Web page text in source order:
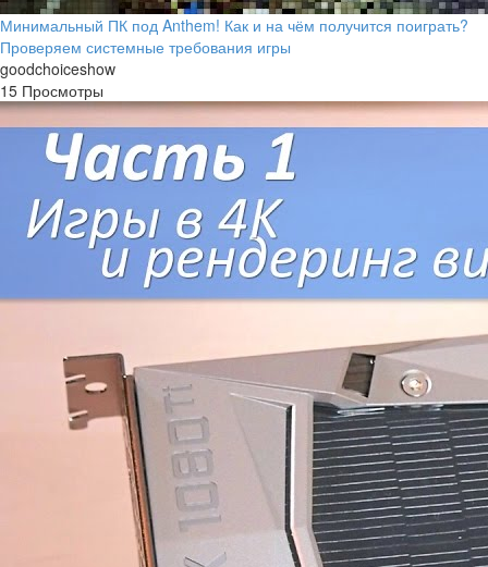
Минимальный ПК под Anthem! Как и на чём получится поиграть?
Проверяем системные требования игры
goodchoiceshow
15 Просмотры